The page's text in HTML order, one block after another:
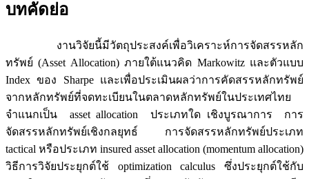
บทคัดย่อ
งานวิจัยนี้มีวัตถุประสงค์เพื่อวิเคราะห์การจัดสรรหลัก
ทรัพย์ (Asset Allocation) ภายใต้แนวคิด Markowitz และตัวแบบ
Index ของ Sharpe และเพื่อประเมินผลว่าการคัดสรรหลักทรัพย์
จากหลักทรัพย์ที่จดทะเบียนในตลาดหลักทรัพย์ในประเทศไทย
จำแนกเป็น asset allocation ประเภทใด เชิงบูรณาการ การ
จัดสรรหลักทรัพย์เชิงกลยุทธ์ การจัดสรรหลักทรัพย์ประเภท
tactical หรือประเภท insured asset allocation (momentum allocation)
วิธีการวิจัยประยุกต์ใช้ optimization calculus ซึ่งประยุกต์ใช้กับ